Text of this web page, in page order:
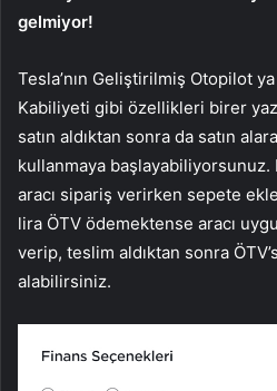
gelmiyor!
Tesla’nın Geliştirilmiş Otopilot
Kabiliyeti gibi özellikleri birer
satın aldıktan sonra da satın
kullanmaya başlayabiliyorsunuz.
aracı sipariş verirken sepete
lira ÖTV ödemektense aracı
verip, teslim aldıktan sonra
alabilirsiniz.